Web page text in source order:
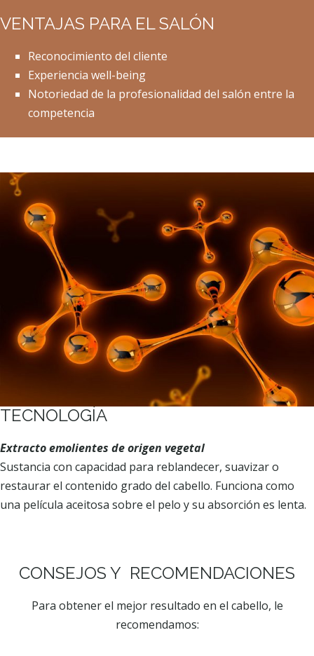
VENTAJAS PARA EL SALÓN
Reconocimiento del cliente
Experiencia well-being
Notoriedad de la profesionalidad del salón entre la
competencia
TECNOLOGÍA
Extracto emolientes de origen vegetal
Sustancia con capacidad para reblandecer, suavizar o
restaurar el contenido grado del cabello. Funciona como
una película aceitosa sobre el pelo y su absorción es lenta.
CONSEJOS Y RECOMENDACIONES
Para obtener el mejor resultado en el cabello, le
recomendamos: